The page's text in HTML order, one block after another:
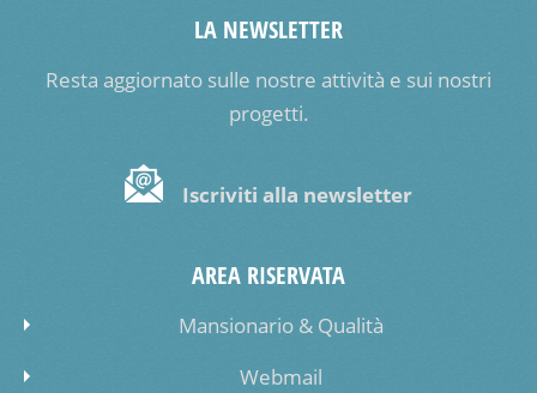
LA NEWSLETTER
Resta aggiornato sulle nostre attività e sui nostri
progetti.
Iscriviti alla newsletter
AREA RISERVATA
Mansionario & Qualità
Webmail